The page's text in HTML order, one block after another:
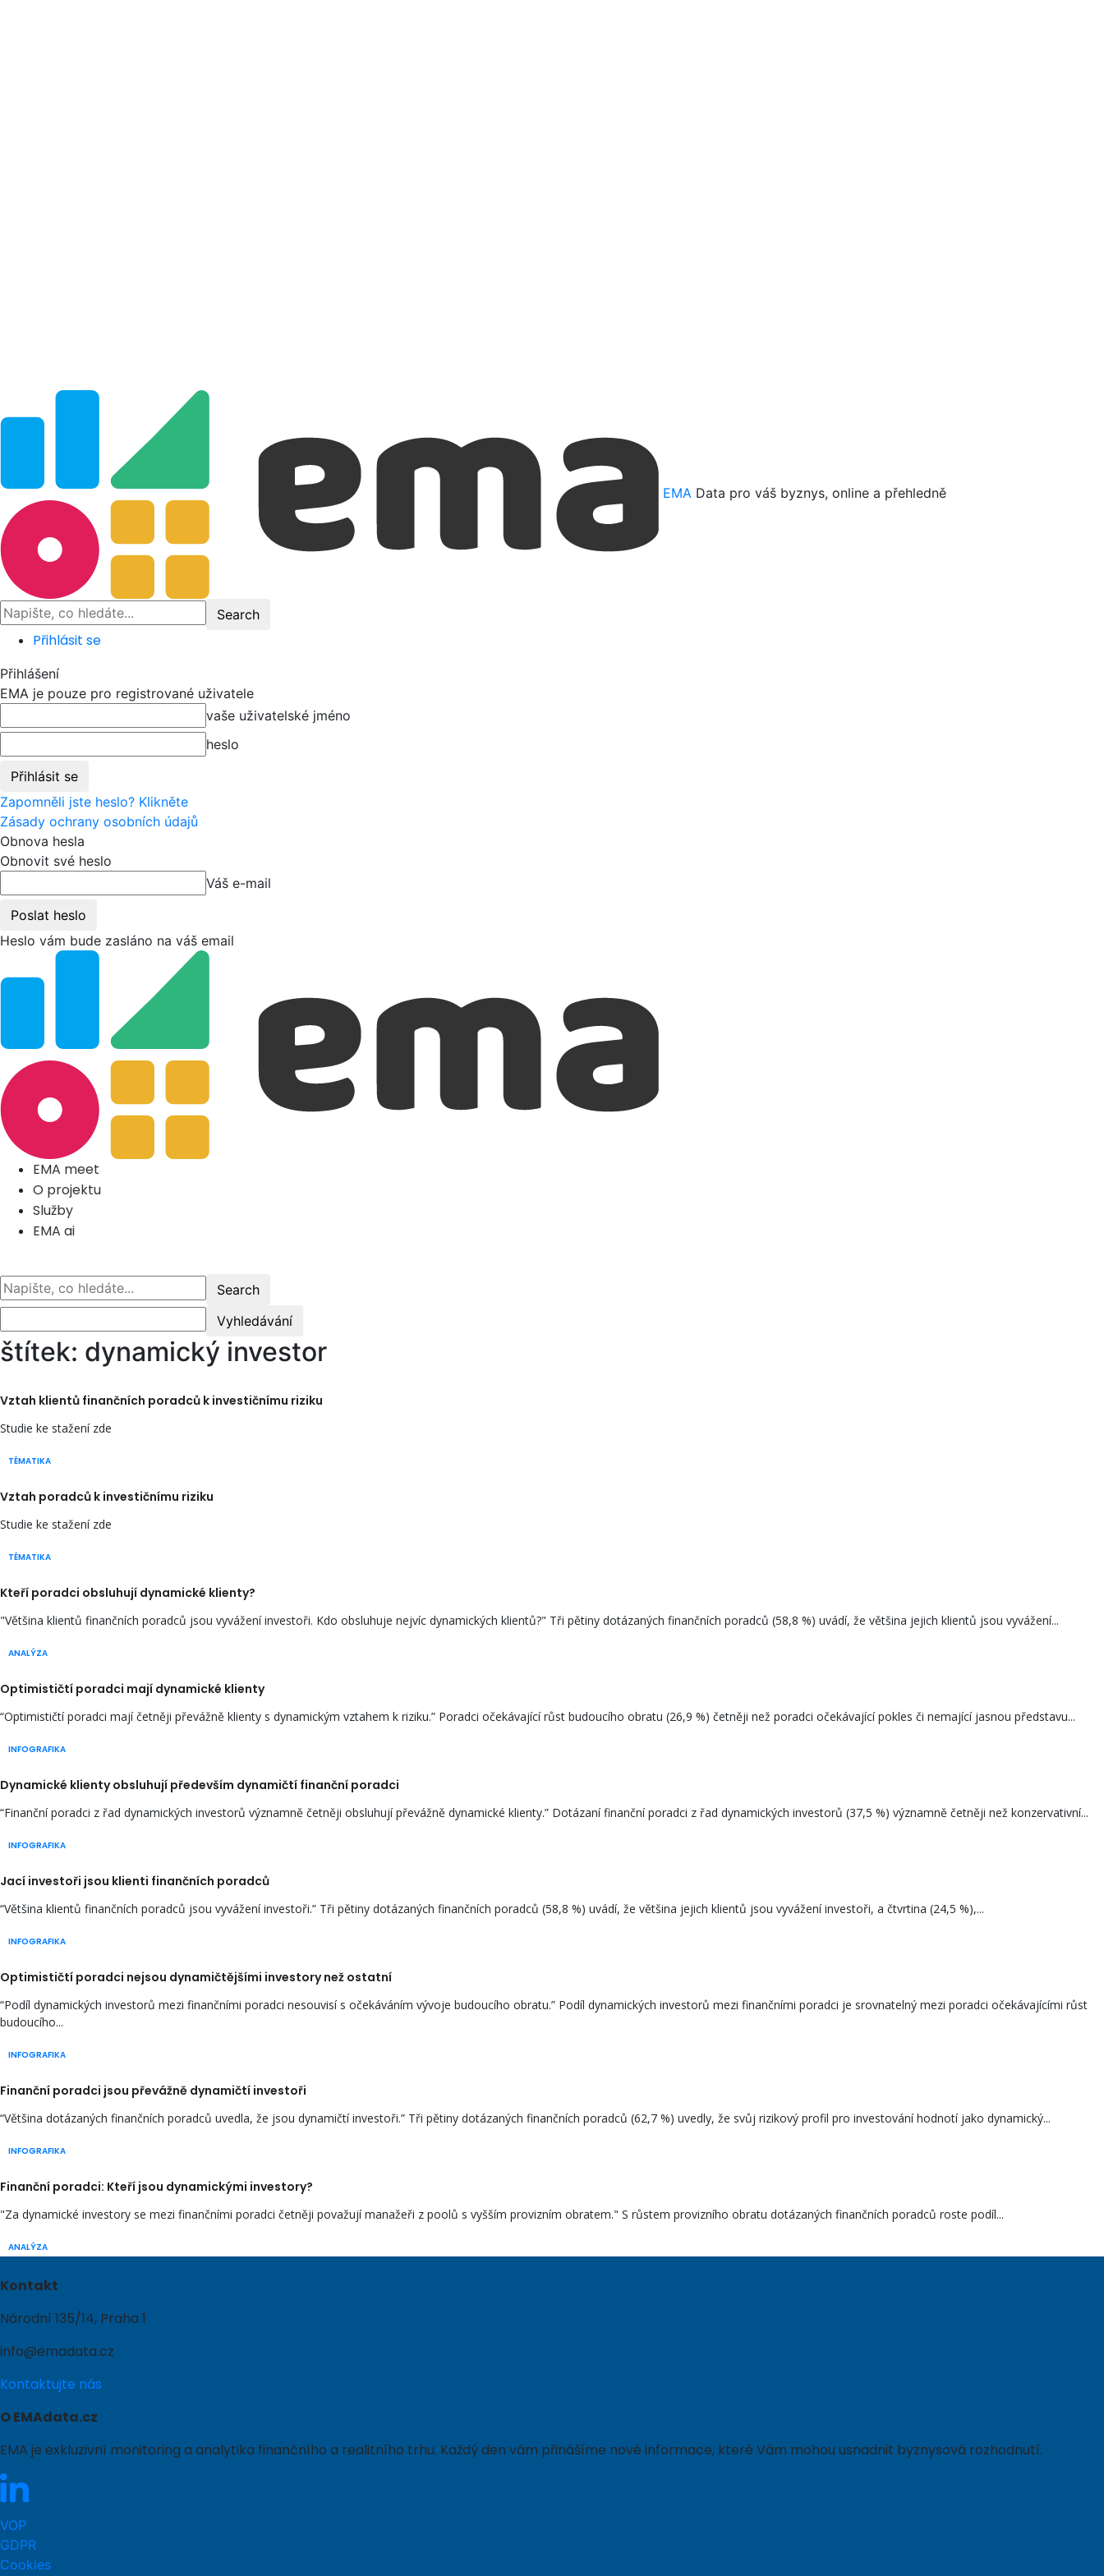
EMA Data pro váš byznys, online a přehledně
Přihlásit se
Přihlášení
EMA je pouze pro registrované uživatele
vaše uživatelské jméno
heslo
Zapomněli jste heslo? Klikněte
Zásady ochrany osobních údajů
Obnova hesla
Obnovit své heslo
Váš e-mail
Heslo vám bude zasláno na váš email
EMA meet
O projektu
Služby
EMA ai
štítek: dynamický investor
Vztah klientů finančních poradců k investičnímu riziku
TÉMATIKA
Studie ke stažení zde
Vztah poradců k investičnímu riziku
TÉMATIKA
Studie ke stažení zde
Kteří poradci obsluhují dynamické klienty?
ANALÝZA
"Většina klientů finančních poradců jsou vyvážení investoři. Kdo obsluhuje nejvíc dynamických klientů?" Tři pětiny dotázaných finančních poradců (58,8 %) uvádí, že většina jejich klientů jsou vyvážení...
Optimističtí poradci mají dynamické klienty
INFOGRAFIKA
“Optimističtí poradci mají četněji převážně klienty s dynamickým vztahem k riziku.” Poradci očekávající růst budoucího obratu (26,9 %) četněji než poradci očekávající pokles či nemající jasnou představu...
Dynamické klienty obsluhují především dynamičtí finanční poradci
INFOGRAFIKA
“Finanční poradci z řad dynamických investorů významně četněji obsluhují převážně dynamické klienty.” Dotázaní finanční poradci z řad dynamických investorů (37,5 %) významně četněji než konzervativní...
Jací investoři jsou klienti finančních poradců
INFOGRAFIKA
“Většina klientů finančních poradců jsou vyvážení investoři.” Tři pětiny dotázaných finančních poradců (58,8 %) uvádí, že většina jejich klientů jsou vyvážení investoři, a čtvrtina (24,5 %),...
Optimističtí poradci nejsou dynamičtějšími investory než ostatní
INFOGRAFIKA
“Podíl dynamických investorů mezi finančními poradci nesouvisí s očekáváním vývoje budoucího obratu.” Podíl dynamických investorů mezi finančními poradci je srovnatelný mezi poradci očekávajícími růst
budoucího...
Finanční poradci jsou převážně dynamičtí investoři
INFOGRAFIKA
“Většina dotázaných finančních poradců uvedla, že jsou dynamičtí investoři.” Tři pětiny dotázaných finančních poradců (62,7 %) uvedly, že svůj rizikový profil pro investování hodnotí jako dynamický...
Finanční poradci: Kteří jsou dynamickými investory?
ANALÝZA
"Za dynamické investory se mezi finančními poradci četněji považují manažeři z poolů s vyšším provizním obratem." S růstem provizního obratu dotázaných finančních poradců roste podíl...
Kontakt
Národní 135/14, Praha 1
info@emadata.cz
Kontaktujte nás
O EMAdata.cz
EMA je exkluzivní monitoring a analytika finančního a realitního trhu. Každý den vám přinášíme nové informace, které Vám mohou usnadnit byznysová rozhodnutí.
VOP
GDPR
Cookies